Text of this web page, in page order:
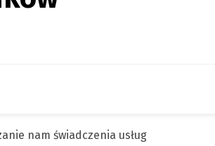
nam świadczenia usług